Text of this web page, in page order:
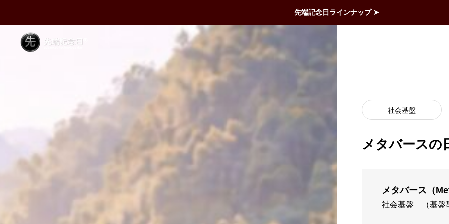
先端記念日ラインナップ ➤
社会基盤
メタバースの
メタバース（
社会基盤 （基盤